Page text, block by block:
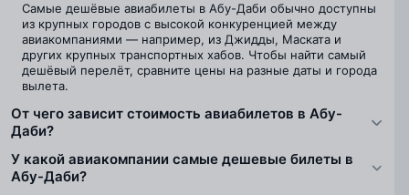
Самые дешёвые авиабилеты в Абу-Даби обычно доступны
из крупных городов с высокой конкуренцией между
авиакомпаниями — например, из Джидды, Маската и
других крупных транспортных хабов. Чтобы найти самый
дешёвый перелёт, сравните цены на разные даты и города
вылета.
От чего зависит стоимость авиабилетов в Абу-
Даби?
У какой авиакомпании самые дешевые билеты в
Абу-Даби?